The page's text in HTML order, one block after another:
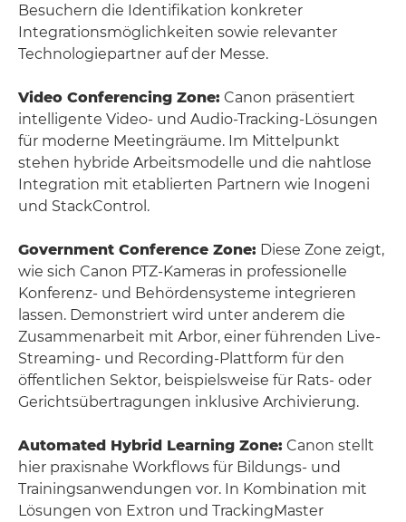
Besuchern die Identifikation konkreter
Integrationsmöglichkeiten sowie relevanter
Technologiepartner auf der Messe.
Video Conferencing Zone: Canon präsentiert
intelligente Video- und Audio-Tracking-Lösungen
für moderne Meetingräume. Im Mittelpunkt
stehen hybride Arbeitsmodelle und die nahtlose
Integration mit etablierten Partnern wie Inogeni
und StackControl.
Government Conference Zone: Diese Zone zeigt,
wie sich Canon PTZ-Kameras in professionelle
Konferenz- und Behördensysteme integrieren
lassen. Demonstriert wird unter anderem die
Zusammenarbeit mit Arbor, einer führenden Live-
Streaming- und Recording-Plattform für den
öffentlichen Sektor, beispielsweise für Rats- oder
Gerichtsübertragungen inklusive Archivierung.
Automated Hybrid Learning Zone: Canon stellt
hier praxisnahe Workflows für Bildungs- und
Trainingsanwendungen vor. In Kombination mit
Lösungen von Extron und TrackingMaster